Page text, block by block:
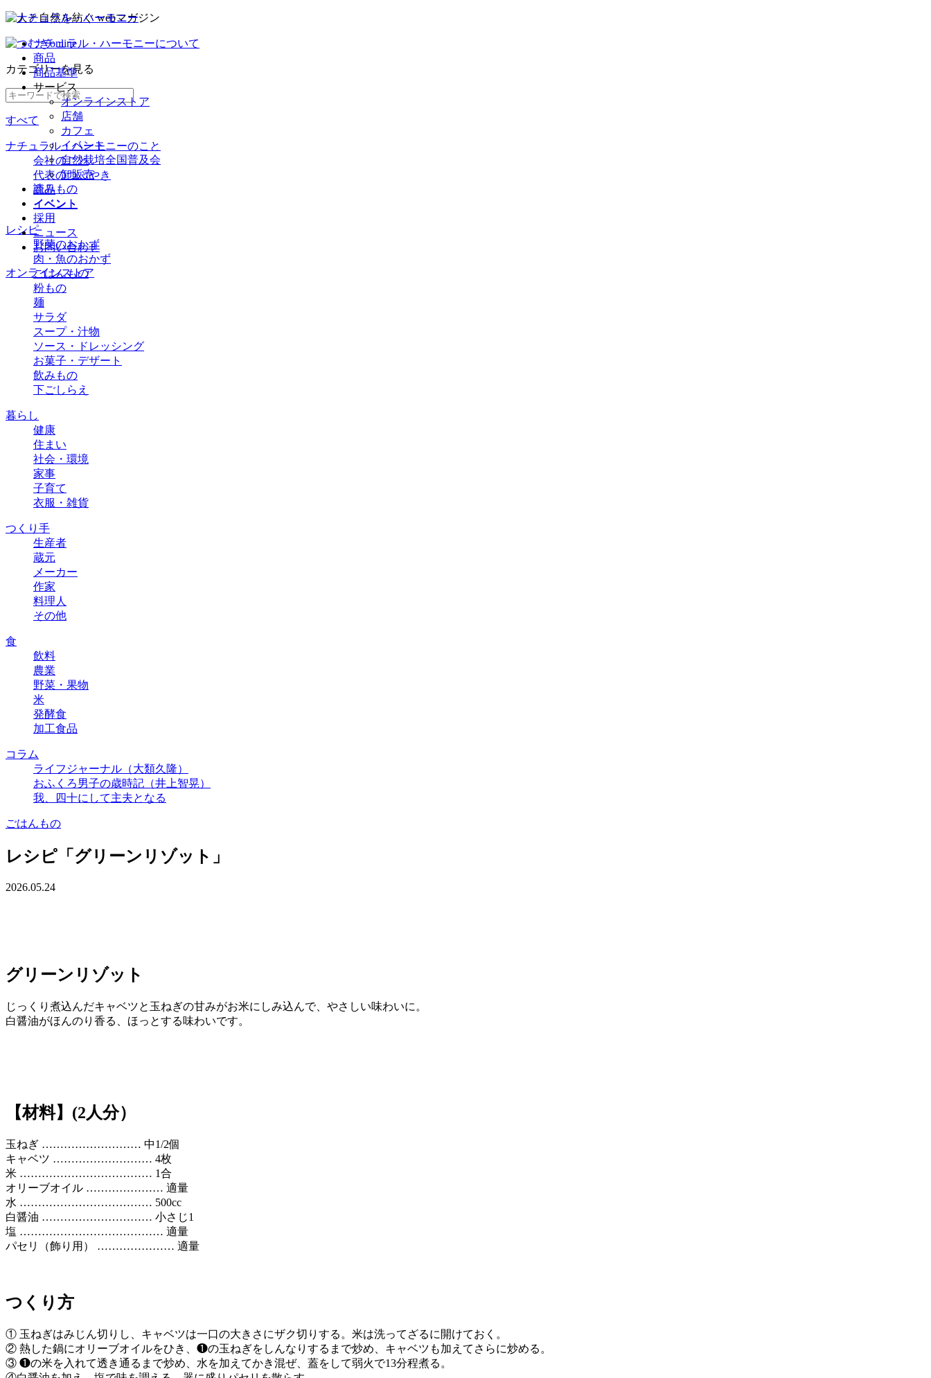
ナチュラル・ハーモニーについて
商品
商品基準
サービス
オンラインストア
店舗
カフェ
イベント
自然栽培全国普及会
卸販売
読みもの
イベント
採用
ニュース
お問い合わせ
オンラインストア
カテゴリーを見る
すべて
ナチュラル・ハーモニーのこと
会社のこと
代表のつぶやき
商品
イベント
レシピ
野菜のおかず
肉・魚のおかず
ごはんもの
粉もの
麺
サラダ
スープ・汁物
ソース・ドレッシング
お菓子・デザート
飲みもの
下ごしらえ
暮らし
健康
住まい
社会・環境
家事
子育て
衣服・雑貨
つくり手
生産者
蔵元
メーカー
作家
料理人
その他
食
飲料
農業
野菜・果物
米
発酵食
加工食品
コラム
ライフジャーナル（大類久隆）
おふくろ男子の歳時記（井上智晃）
我、四十にして主夫となる
ごはんもの
レシピ「グリーンリゾット」
2026.05.24
グリーンリゾット
じっくり煮込んだキャベツと玉ねぎの甘みがお米にしみ込んで、やさしい味わいに。
白醤油がほんのり香る、ほっとする味わいです。
【材料】(2人分）
玉ねぎ ……………………… 中1/2個
キャベツ ……………………… 4枚
米 ……………………………… 1合
オリーブオイル ………………… 適量
水 ……………………………… 500cc
白醤油 ………………………… 小さじ1
塩 ………………………………… 適量
パセリ（飾り用） ………………… 適量
つくり方
① 玉ねぎはみじん切りし、キャベツは一口の大きさにザク切りする。米は洗ってざるに開けておく。
② 熱した鍋にオリーブオイルをひき、❶の玉ねぎをしんなりするまで炒め、キャベツも加えてさらに炒める。
③ ❶の米を入れて透き通るまで炒め、水を加えてかき混ぜ、蓋をして弱火で13分程煮る。